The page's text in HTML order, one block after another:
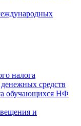
налога
средств
обучающихся НФ
и